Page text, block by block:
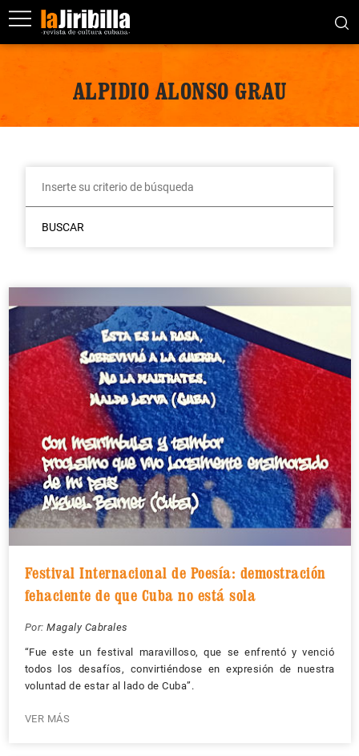
ALPIDIO ALONSO GRAU
BUSCAR
Festival Internacional de Poesía: demostración
fehaciente de que Cuba no está sola
Por: Magaly Cabrales
“Fue este un festival maravilloso, que se enfrentó y venció
todos los desafíos, convirtiéndose en expresión de nuestra
voluntad de estar al lado de Cuba”.
VER MÁS